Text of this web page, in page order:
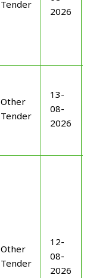
Tender
2026
Other
Tender
13-
08-
2026
Other
Tender
12-
08-
2026